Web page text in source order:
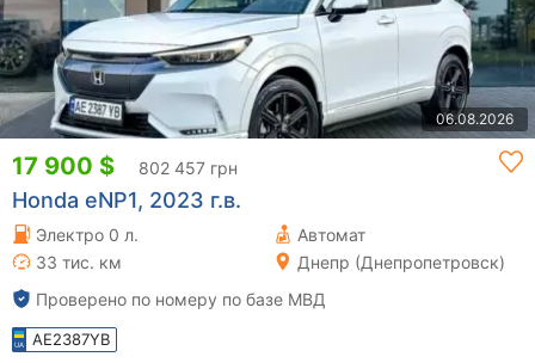
06.08.2026
17 900 $ 802 457 грн
Honda eNP1, 2023 г.в.
Электро 0 л.
Автомат
33 тис. км
Днепр (Днепропетровск)
Проверено по номеру по базе МВД
AE2387YB